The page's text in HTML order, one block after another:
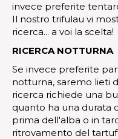
invece preferite
Il nostro trifulau vi
ricerca... a voi la scelta!
RICERCA NOTTURNA
Se invece preferite
notturna, saremo lieti
ricerca richiede una
quanto ha una durata
prima dell'alba o in
ritrovamento del